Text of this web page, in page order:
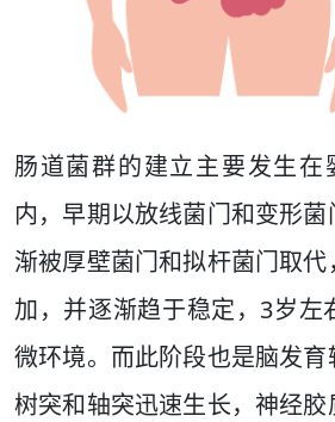
肠道菌群的建立主要发生在
内，早期以放线菌门和变形
渐被厚壁菌门和拟杆菌门取
加，并逐渐趋于稳定，3岁左
微环境。而此阶段也是脑发育
树突和轴突迅速生长，神经胶